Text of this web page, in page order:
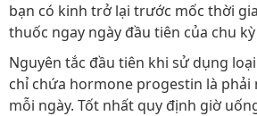
bạn có kinh trở lại trước mốc thời
thuốc ngay ngày đầu tiên của chu
Nguyên tắc đầu tiên khi sử dụng
chỉ chứa hormone progestin là
mỗi ngày. Tốt nhất quy định giờ